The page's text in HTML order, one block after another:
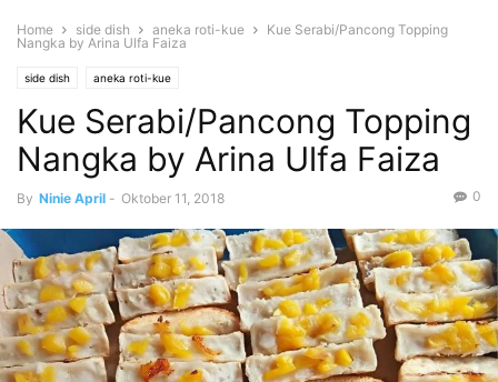
Home side dish aneka roti-kue
Kue Serabi/Pancong Topping
Nangka by Arina Ulfa Faiza
side dish aneka roti-kue
Kue Serabi/Pancong Topping
Nangka by Arina Ulfa Faiza
By Ninie April - Oktober 11, 2018 0